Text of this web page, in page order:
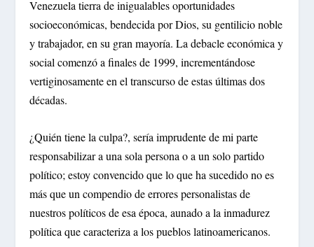
Venezuela tierra de inigualables oportunidades
socioeconómicas, bendecida por Dios, su gentilicio noble
y trabajador, en su gran mayoría. La debacle económica y
social comenzó a finales de 1999, incrementándose
vertiginosamente en el transcurso de estas últimas dos
décadas.
¿Quién tiene la culpa?, sería imprudente de mi parte
responsabilizar a una sola persona o a un solo partido
político; estoy convencido que lo que ha sucedido no es
más que un compendio de errores personalistas de
nuestros políticos de esa época, aunado a la inmadurez
política que caracteriza a los pueblos latinoamericanos.